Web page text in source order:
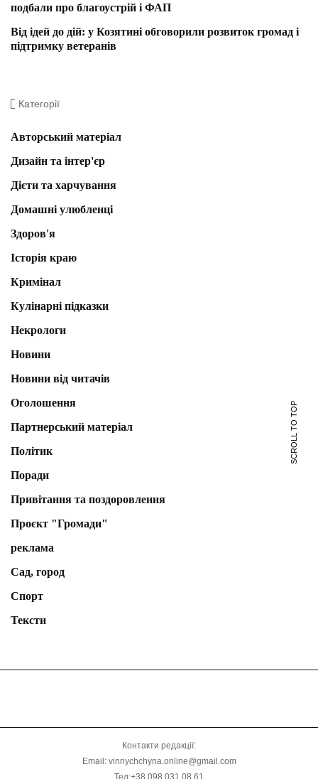
подбали про благоустрій і ФАП
Від ідей до дій: у Козятині обговорили розвиток громад і
підтримку ветеранів
Категорії
Авторський матеріал
Дизайн та інтер'єр
Дієти та харчування
Домашні улюбленці
Здоров'я
Історія краю
Кримінал
Кулінарні підказки
Некрологи
Новини
Новини від читачів
Оголошення
Партнерський матеріал
Політик
Поради
Привітання та поздоровлення
Проєкт "Громади"
реклама
Сад, город
Спорт
Тексти
SCROLL TO TOP
Контакти редакції:
Email: vinnychchyna.online@gmail.com
Тел:+38 098 031 08 61